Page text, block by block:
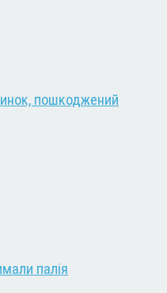
пошкоджений
палія